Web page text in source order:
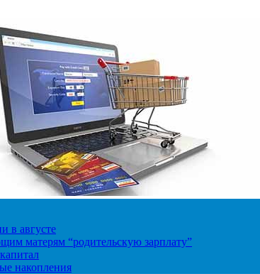
в августе
матерям “родительскую зарплату”
накопления